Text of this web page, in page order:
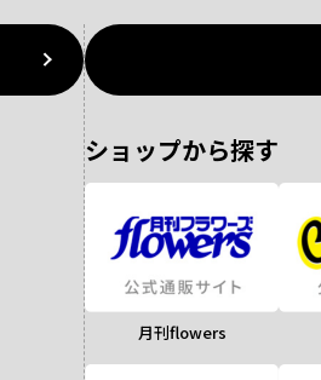
ショップから探す
月刊flowers